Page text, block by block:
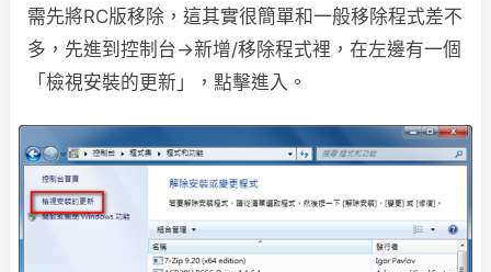
需先將RC版移除，這其實很簡單和一般移除程式差不
多，先進到控制台→新增/移除程式裡，在左邊有一個
「檢視安裝的更新」，點擊進入。